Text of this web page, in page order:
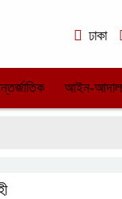
ঢাকা
আইন-